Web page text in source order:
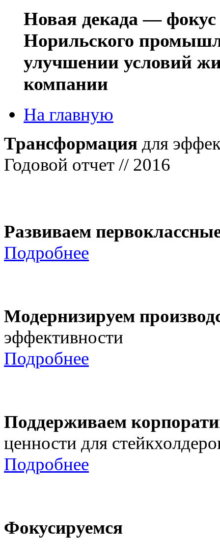
Новая декада — фокус
Норильского
улучшении условий
компании
На главную
Трансформация для
Годовой отчет // 2016
Развиваем
Подробнее
Модернизируем
эффективности
Подробнее
Поддерживаем
ценности для
Подробнее
Фокусируемся